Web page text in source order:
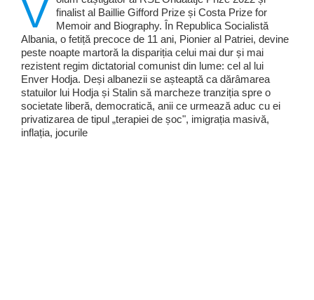
V
finalist al Baillie Gifford Prize și Costa Prize for
Memoir and Biography. În Republica Socialistă
Albania, o fetiță precoce de 11 ani, Pionier al Patriei, devine
peste noapte martoră la dispariția celui mai dur și mai
rezistent regim dictatorial comunist din lume: cel al lui
Enver Hodja. Deși albanezii se așteaptă ca dărâmarea
statuilor lui Hodja și Stalin să marcheze tranziția spre o
societate liberă, democratică, anii ce urmează aduc cu ei
privatizarea de tipul „terapiei de șoc", imigrația masivă,
inflația, jocurile